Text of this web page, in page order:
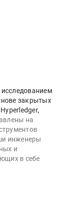
закрытых
на
инженеры
и
в себе